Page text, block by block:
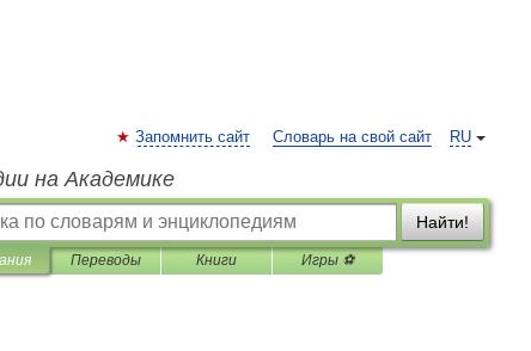
RU
Запомнить сайт Словарь на свой сайт
на Академике
Найти!
Переводы Книги Игры ⚽